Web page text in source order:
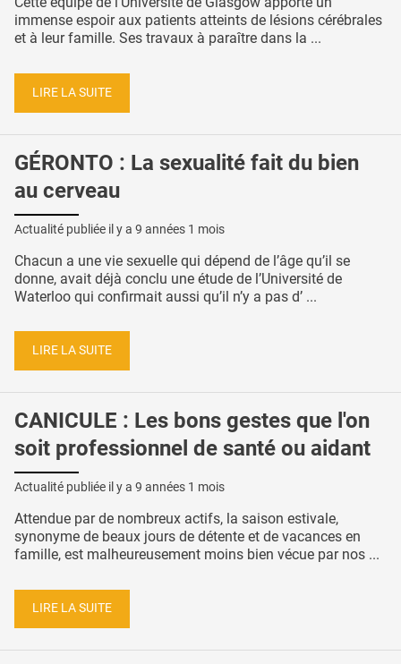
immense espoir aux patients atteints de lésions cérébrales
et à leur famille. Ses travaux à paraître dans la ...
LIRE LA SUITE
GÉRONTO : La sexualité fait du bien
au cerveau
Actualité publiée il y a 9 années 1 mois
Chacun a une vie sexuelle qui dépend de l’âge qu’il se
donne, avait déjà conclu une étude de l’Université de
Waterloo qui confirmait aussi qu’il n’y a pas d’ ...
LIRE LA SUITE
CANICULE : Les bons gestes que l'on
soit professionnel de santé ou aidant
Actualité publiée il y a 9 années 1 mois
Attendue par de nombreux actifs, la saison estivale,
synonyme de beaux jours de détente et de vacances en
famille, est malheureusement moins bien vécue par nos ...
LIRE LA SUITE